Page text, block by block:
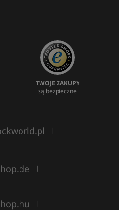
TWOJE ZAKUPY
są bezpieczne
|
|
|